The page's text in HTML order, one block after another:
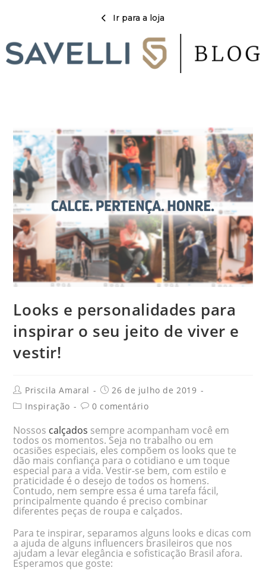
Ir para a loja
Looks e personalidades para
inspirar o seu jeito de viver e
vestir!
Priscila Amaral
26 de julho de 2019
Inspiração
0 comentário
Nossos calçados sempre acompanham você em
todos os momentos. Seja no trabalho ou em
ocasiões especiais, eles compõem os looks que te
dão mais confiança para o cotidiano e um toque
especial para a vida. Vestir-se bem, com estilo e
praticidade é o desejo de todos os homens.
Contudo, nem sempre essa é uma tarefa fácil,
principalmente quando é preciso combinar
diferentes peças de roupa e calçados.
Para te inspirar, separamos alguns looks e dicas com
a ajuda de alguns influencers brasileiros que nos
ajudam a levar elegância e sofisticação Brasil afora.
Esperamos que goste: